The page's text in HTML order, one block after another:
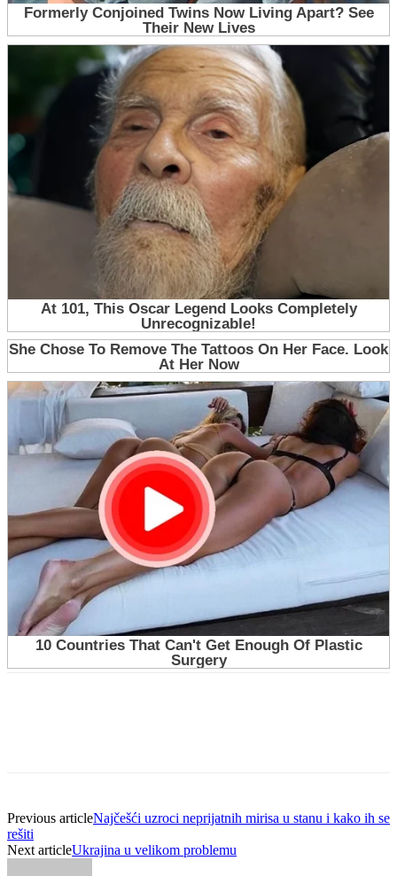
Previous articleNajčešći uzroci neprijatnih mirisa u stanu i kako ih se
rešiti
Next articleUkrajina u velikom problemu